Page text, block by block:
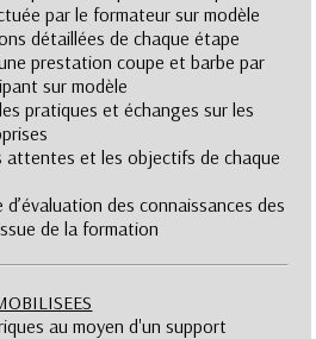
par le formateur sur modèle
détaillées de chaque étape
prestation coupe et barbe par
sur modèle
pratiques et échanges sur les
attentes et les objectifs de chaque
des connaissances des
de la formation
au moyen d'un support